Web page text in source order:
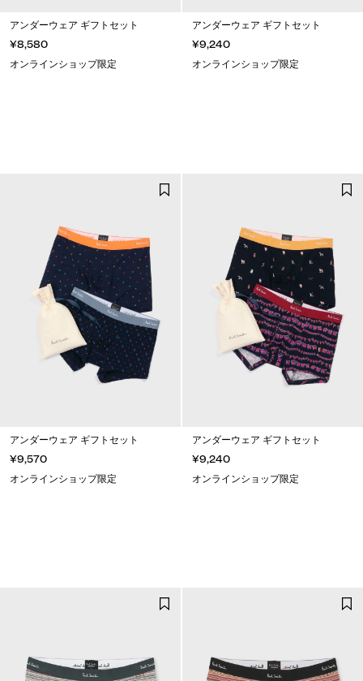
アンダーウェア ギフトセット
¥8,580
オンラインショップ限定
アンダーウェア ギフトセット
¥9,240
オンラインショップ限定
アンダーウェア ギフトセット
¥9,570
オンラインショップ限定
アンダーウェア ギフトセット
¥9,240
オンラインショップ限定